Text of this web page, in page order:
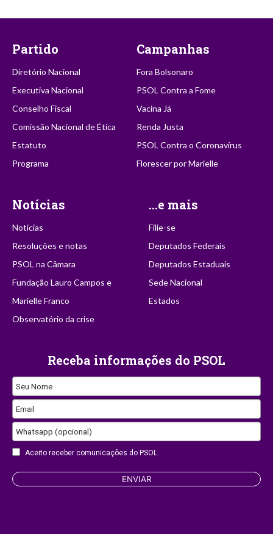
Partido
Diretório Nacional
Executiva Nacional
Conselho Fiscal
Comissão Nacional de Ética
Estatuto
Programa
Campanhas
Fora Bolsonaro
PSOL Contra a Fome
Vacina Já
Renda Justa
PSOL Contra o Coronavírus
Florescer por Marielle
Notícias
Notícias
Resoluções e notas
PSOL na Câmara
Fundação Lauro Campos e
Marielle Franco
Observatório da crise
...e mais
Filie-se
Deputados Federais
Deputados Estaduais
Sede Nacional
Estados
Receba informações do PSOL
Seu Nome
Your
Website
Email
Whatsapp (opcional)
Aceito receber comunicações do PSOL.
ENVIAR